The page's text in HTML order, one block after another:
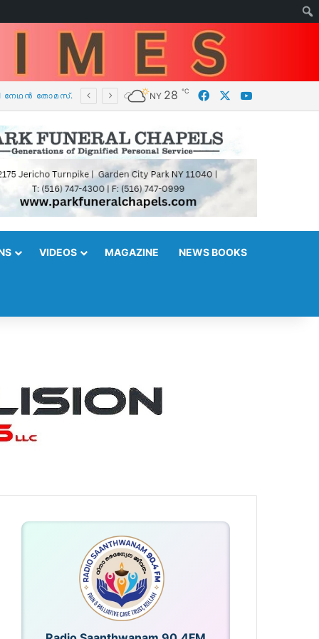
മാജിക്, സംഗീതം, ഓണാഘോഷം, ജീവകാരുണ്യം ഒന്നിക്കുന്ന ‘എംക്യൂബ് ഷോ 2026 & പൊന്നോണം 26’ ഓഗസ്റ്റ് 30-ന് ന്യൂയോർക്കിലെ റോക്‌ലാണ്ടിൽ. NY 28 ℃ FacebookYouTube
VIDEOS MAGAZINE NEWS BOOKS